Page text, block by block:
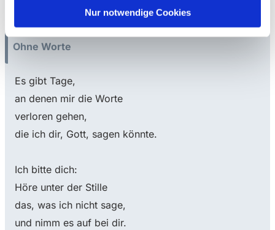
Nur notwendige Cookies
Ohne Worte
Es gibt Tage,
an denen mir die Worte
verloren gehen,
die ich dir, Gott, sagen könnte.
Ich bitte dich:
Höre unter der Stille
das, was ich nicht sage,
und nimm es auf bei dir.